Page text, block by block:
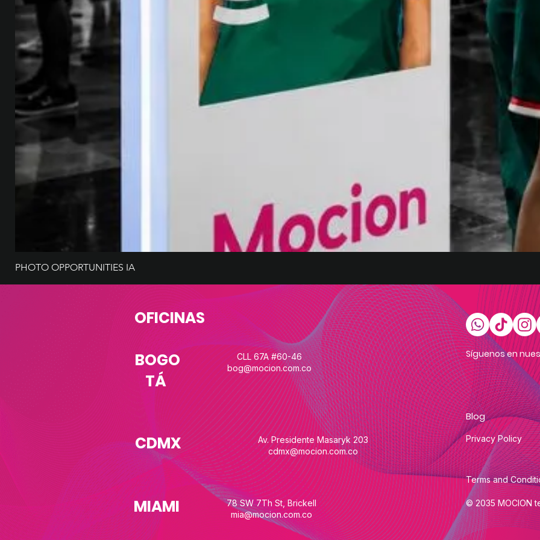
PHOTO OPPORTUNITIES IA
OFICINAS
BOGO
TÁ
CLL 67A #60-46
bog@mocion.com.co
Síguenos en
Blog
CDMX
Av. Presidente Masaryk 203
cdmx@mocion.com.co
Privacy Policy
Terms and
MIAMI
78 SW 7Th St, Brickell
mia@mocion.com.co
© 2035 MOCION